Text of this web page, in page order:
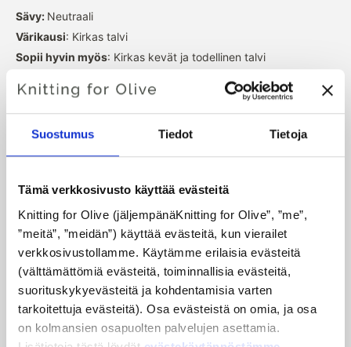
Suostumus Tiedot Tietoja
Tämä verkkosivusto käyttää evästeitä
Knitting for Olive (jäljempänäKnitting for Olive”, ”me”,
”meitä”, ”meidän”) käyttää evästeitä, kun vierailet
verkkosivustollamme. Käytämme erilaisia evästeitä
(välttämättömiä evästeitä, toiminnallisia evästeitä,
suorituskykyevästeitä ja kohdentamisia varten
tarkoitettuja evästeitä). Osa evästeistä on omia, ja osa
on kolmansien osapuolten palvelujen asettamia.
Sävy: Neutraali
Värikausi: Kirkas talvi
Sopii hyvin myös: Kirkas kevät ja todellinen talvi
Merinovillamme on peräisin Patagonian alueella
kasvatetuista lampaista, joilla ei käytetä muulia. Villa
voidaan jäljittää suoraan tilalle, jolta se on peräisin. Näin
tiedämme tarkalleen, miltä tilalta, miltä viljelijöiltä ja miltä
Merinovillalla on monia erinomaisia ominaisuuksia. Se
säätelee lämpötilaa. Toisin sanoen villa pitää kehomme
lämpimänä kylmällä säällä ja luovuttaa lämpöä lämpimällä
säällä pitäen ihomme viileänä. Samaan aikaan villa, kuten
silkki, pystyy siirtämään kosteuden pois iholta ja imemään
30 % painostaan tuntematta itseään märäksi.